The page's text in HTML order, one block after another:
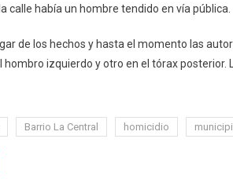
Central
calle había un hombre tendido en vía pública.
de los hechos y hasta el momento las
hombro izquierdo y otro en el tórax
Barrio La Central homicidio